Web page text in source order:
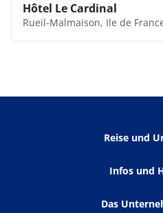
Hôtel Le Cardinal
Rueil-Malmaison, Ile de
Reise und
Infos und
Das